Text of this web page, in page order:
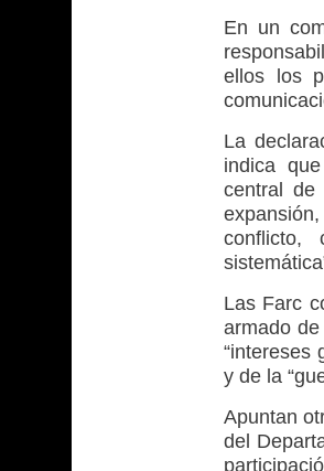
En un
ellos los
La
indica
central de
conflicto,
Las Farc
armado
“intereses
y de la
Apuntan
del